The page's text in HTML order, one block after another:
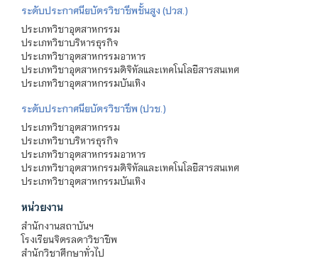
ระดับประกาศนียบัตรวิชาชีพชั้นสูง (ปวส.)
ประเภทวิชาอุตสาหกรรม
ประเภทวิชาบริหารธุรกิจ
ประเภทวิชาอุตสาหกรรมอาหาร
ประเภทวิชาอุตสาหกรรมดิจิทัลและเทคโนโลยีสารสนเทศ
ประเภทวิชาอุตสาหกรรมบันเทิง
ระดับประกาศนียบัตรวิชาชีพ (ปวช.)
ประเภทวิชาอุตสาหกรรม
ประเภทวิชาบริหารธุรกิจ
ประเภทวิชาอุตสาหกรรมอาหาร
ประเภทวิชาอุตสาหกรรมดิจิทัลและเทคโนโลยีสารสนเทศ
ประเภทวิชาอุตสาหกรรมบันเทิง
หน่วยงาน
สำนักงานสถาบันฯ
โรงเรียนจิตรลดาวิชาชีพ
สำนักวิชาศึกษาทั่วไป